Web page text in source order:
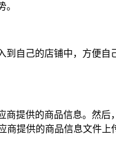
到自己的店铺中，方便
提供的商品信息。然后
商提供的商品信息文件上